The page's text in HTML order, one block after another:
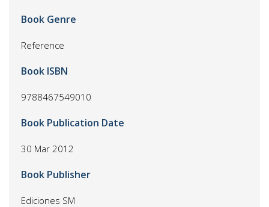
Book Genre
Reference
Book ISBN
9788467549010
Book Publication Date
30 Mar 2012
Book Publisher
Ediciones SM